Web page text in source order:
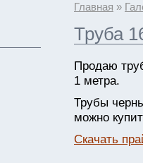
Главная »
Труба
Продаю
1 метра.
Трубы
можно
Скачать